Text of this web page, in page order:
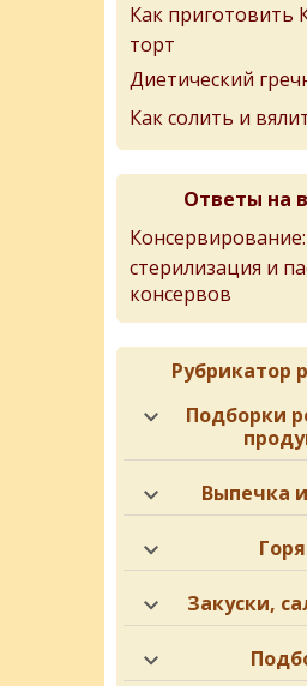
Как приготовить
торт
Диетический
Как солить и
Ответы на
Консервирование:
стерилизация и
консервов
Рубрикатор
Подборки
Выпечка
Закуски,